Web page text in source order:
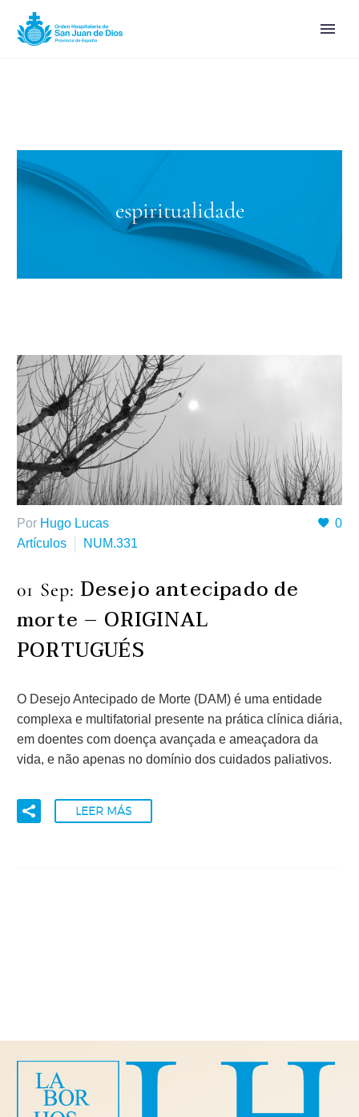
espiritualidade
0
Por Hugo Lucas
Artículos
NUM.331
01 Sep: Desejo antecipado de
morte – ORIGINAL
PORTUGUÉS
O Desejo Antecipado de Morte (DAM) é uma entidade
complexa e multifatorial presente na prática clínica diária,
em doentes com doença avançada e ameaçadora da
vida, e não apenas no domínio dos cuidados paliativos.
LEER MÁS